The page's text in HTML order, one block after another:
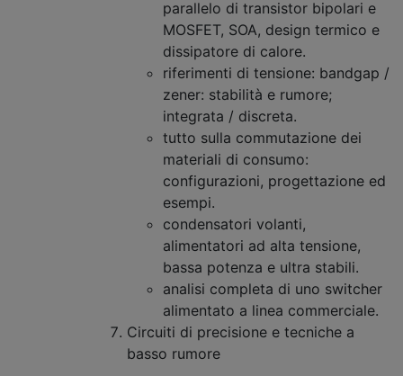
parallelo di transistor bipolari e
MOSFET, SOA, design termico e
dissipatore di calore.
riferimenti di tensione: bandgap /
zener: stabilità e rumore;
integrata / discreta.
tutto sulla commutazione dei
materiali di consumo:
configurazioni, progettazione ed
esempi.
condensatori volanti,
alimentatori ad alta tensione,
bassa potenza e ultra stabili.
analisi completa di uno switcher
alimentato a linea commerciale.
Circuiti di precisione e tecniche a
basso rumore